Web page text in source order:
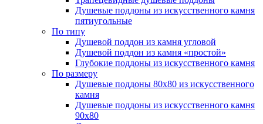
Душевые поддоны из искусственного камня
пятиугольные
По типу
Душевой поддон из камня угловой
Душевой поддон из камня «простой»
Глубокие поддоны из искусственного камня
По размеру
Душевые поддоны 80х80 из искусственного
камня
Душевые поддоны из искусственного камня
90х80